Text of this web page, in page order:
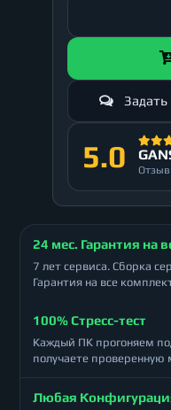
5.0
24 мес. Гарантия на
7 лет сервиса. Сборка
Гарантия на все
100% Стресс-тест
Каждый ПК прогоняем
получаете проверенную
Любая